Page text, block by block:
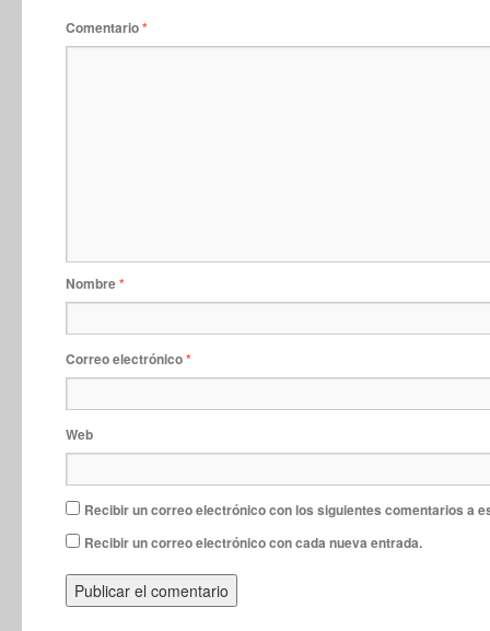
Comentario*
Nombre*
Correo electrónico*
Web
Recibir un correo electrónico con los siguientes comentarios a
Recibir un correo electrónico con cada nueva entrada.